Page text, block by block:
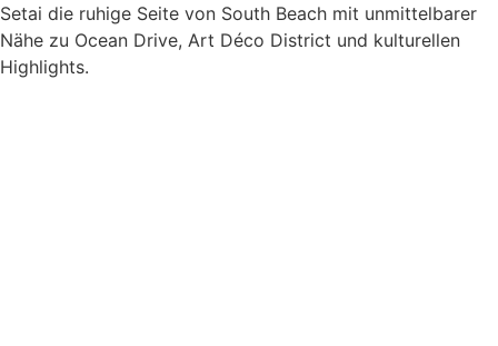
Setai die ruhige Seite von South Beach mit unmittelbarer
Nähe zu Ocean Drive, Art Déco District und kulturellen
Highlights.